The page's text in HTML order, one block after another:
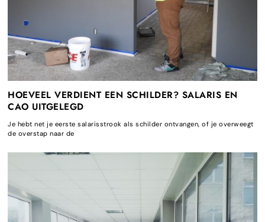
HOEVEEL VERDIENT EEN SCHILDER? SALARIS EN
CAO UITGELEGD
Je hebt net je eerste salarisstrook als schilder ontvangen, of je overweegt
de overstap naar de